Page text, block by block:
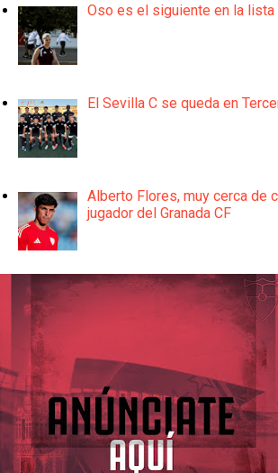
Oso es el siguiente en la lista
El Sevilla C se queda en
Alberto Flores, muy cerca de
jugador del Granada CF